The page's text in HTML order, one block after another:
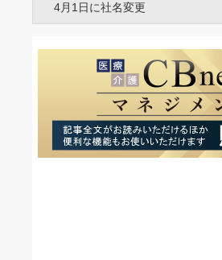
4月1日に社名変更